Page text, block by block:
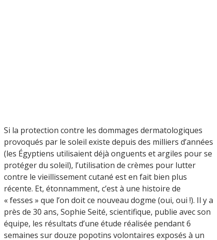
Si la protection contre les dommages dermatologiques
provoqués par le soleil existe depuis des milliers d’années
(les Égyptiens utilisaient déjà onguents et argiles pour se
protéger du soleil), l’utilisation de crèmes pour lutter
contre le vieillissement cutané est en fait bien plus
récente. Et, étonnamment, c’est à une histoire de
« fesses » que l’on doit ce nouveau dogme (oui, oui !). Il y a
près de 30 ans, Sophie Seité, scientifique, publie avec son
équipe, les résultats d’une étude réalisée pendant 6
semaines sur douze popotins volontaires exposés à un